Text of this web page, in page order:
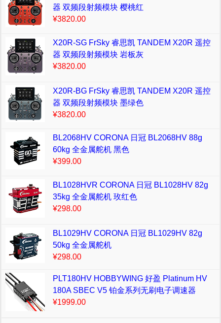
器 双频段射频模块 樱桃红
¥3820.00
X20R-SG FrSky 睿思凯 TANDEM X20R 遥控
器 双频段射频模块 岩板灰
¥3820.00
X20R-BG FrSky 睿思凯 TANDEM X20R 遥控
器 双频段射频模块 墨绿色
¥3820.00
BL2068HV CORONA 日冠 BL2068HV 88g
60kg 全金属舵机 黑色
¥399.00
BL1028HVR CORONA 日冠 BL1028HV 82g
35kg 全金属舵机 玫红色
¥298.00
BL1029HV CORONA 日冠 BL1029HV 82g
50kg 全金属舵机
¥298.00
PLT180HV HOBBYWING 好盈 Platinum HV
180A SBEC V5 铂金系列无刷电子调速器
¥1999.00